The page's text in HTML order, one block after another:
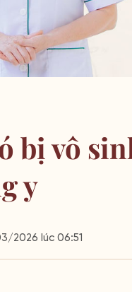
bị vô
y
2026 lúc 06:51